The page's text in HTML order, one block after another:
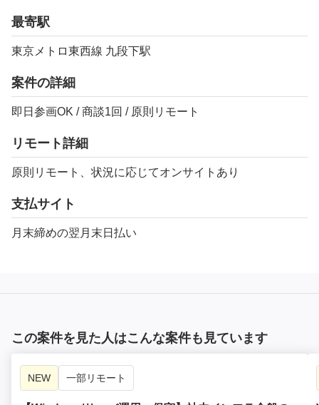
最寄駅
東京メトロ東西線 九段下駅
案件の詳細
即日参画OK / 商談1回 / 原則リモート
リモート詳細
原則リモート、状況に応じてオンサイトあり
支払サイト
月末締めの翌月末日払い
この案件を見た人はこんな案件も見ています
NEW 一部リモート